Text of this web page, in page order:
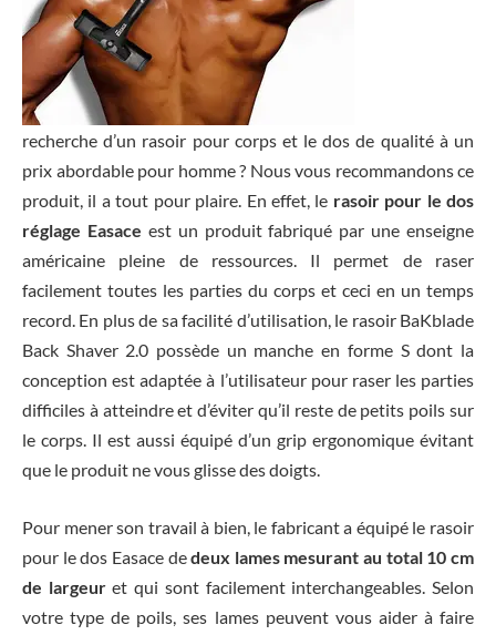
recherche d’un rasoir pour corps et le dos de qualité à un
prix abordable pour homme ? Nous vous recommandons ce
produit, il a tout pour plaire. En effet, le rasoir pour le dos
réglage Easace est un produit fabriqué par une enseigne
américaine pleine de ressources. Il permet de raser
facilement toutes les parties du corps et ceci en un temps
record. En plus de sa facilité d’utilisation, le rasoir BaKblade
Back Shaver 2.0 possède un manche en forme S dont la
conception est adaptée à l’utilisateur pour raser les parties
difficiles à atteindre et d’éviter qu’il reste de petits poils sur
le corps. Il est aussi équipé d’un grip ergonomique évitant
que le produit ne vous glisse des doigts.
Pour mener son travail à bien, le fabricant a équipé le rasoir
pour le dos Easace dedeux lames mesurant au total 10 cm
de largeuret qui sont facilement interchangeables. Selon
votre type de poils, ses lames peuvent vous aider à faire